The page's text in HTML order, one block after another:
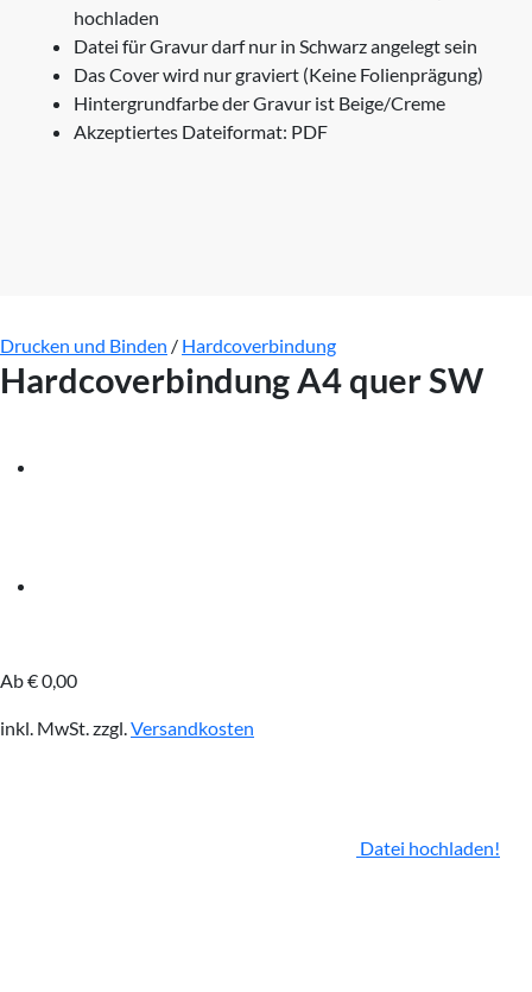
hochladen
Datei für Gravur darf nur in Schwarz angelegt sein
Das Cover wird nur graviert (Keine Folienprägung)
Hintergrundfarbe der Gravur ist Beige/Creme
Akzeptiertes Dateiformat: PDF
Drucken und Binden / Hardcoverbindung
Hardcoverbindung A4 quer SW
Ab€0,00
inkl. MwSt.zzgl.Versandkosten
Datei hochladen!